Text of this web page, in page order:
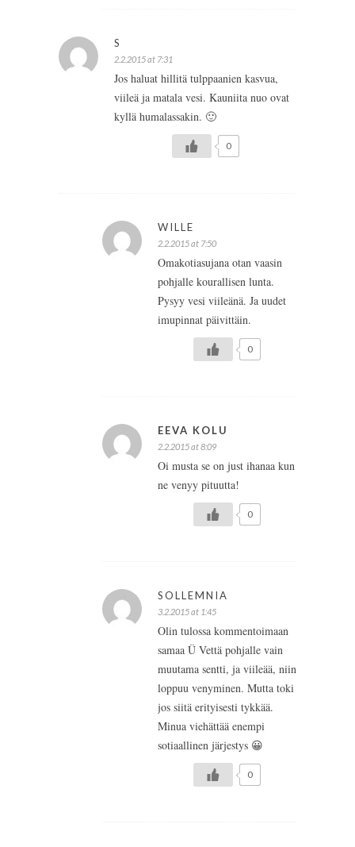
S
2.2.2015 at 7:31
Jos haluat hillitä tulppaanien kasvua,
viileä ja matala vesi. Kauniita nuo ovat
kyllä humalassakin. 🙂
0
WILLE
2.2.2015 at 7:50
Omakotiasujana otan vaasin
pohjalle kourallisen lunta.
Pysyy vesi viileänä. Ja uudet
imupinnat päivittäin.
0
EEVA KOLU
2.2.2015 at 8:09
Oi musta se on just ihanaa kun
ne venyy pituutta!
0
SOLLEMNIA
3.2.2015 at 1:45
Olin tulossa kommentoimaan
samaa Ü Vettä pohjalle vain
muutama sentti, ja viileää, niin
loppuu venyminen. Mutta toki
jos siitä erityisesti tykkää.
Minua viehättää enempi
sotiaallinen järjestys 😀
0